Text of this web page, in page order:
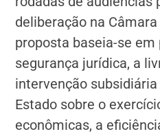
deliberação na
proposta baseia-se
segurança jurídica, a
intervenção
Estado sobre o
econômicas, a